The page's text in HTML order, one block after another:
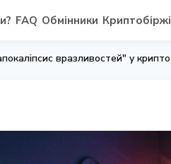
FAQ Обмінники Криптобіржі
вразливостей" у крипто